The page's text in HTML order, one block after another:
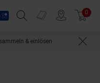
Suchfeld einblenden
Prospekte 0
& einlösen